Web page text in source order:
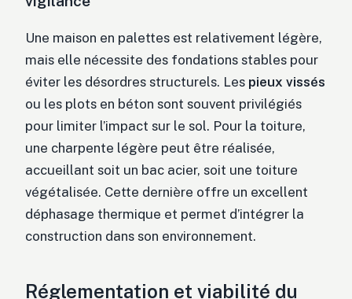
Une maison en palettes est relativement légère,
mais elle nécessite des fondations stables pour
éviter les désordres structurels. Les pieux vissés
ou les plots en béton sont souvent privilégiés
pour limiter l’impact sur le sol. Pour la toiture,
une charpente légère peut être réalisée,
accueillant soit un bac acier, soit une toiture
végétalisée. Cette dernière offre un excellent
déphasage thermique et permet d’intégrer la
construction dans son environnement.
Réglementation et viabilité du